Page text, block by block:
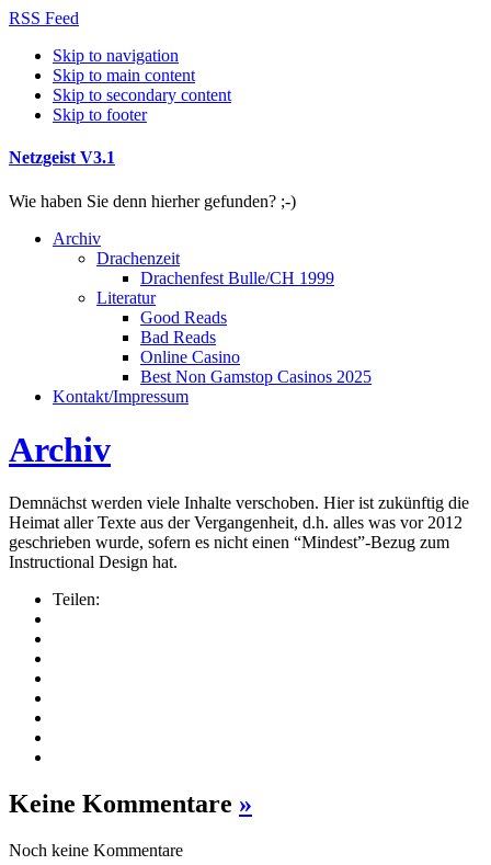
RSS Feed
Skip to navigation
Skip to main content
Skip to secondary content
Skip to footer
Netzgeist V3.1
Wie haben Sie denn hierher gefunden? ;-)
Archiv
Drachenzeit
Drachenfest Bulle/CH 1999
Literatur
Good Reads
Bad Reads
Online Casino
Best Non Gamstop Casinos 2025
Kontakt/Impressum
Archiv
Demnächst werden viele Inhalte verschoben. Hier ist zukünftig die
Heimat aller Texte aus der Vergangenheit, d.h. alles was vor 2012
geschrieben wurde, sofern es nicht einen “Mindest”-Bezug zum
Instructional Design hat.
Teilen:
Keine Kommentare »
Noch keine Kommentare